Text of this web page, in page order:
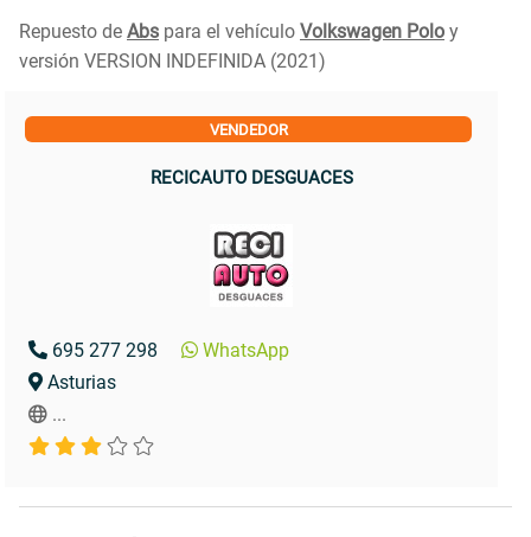
Repuesto de Abs para el vehículo Volkswagen Polo y
versión VERSION INDEFINIDA (2021)
VENDEDOR
RECICAUTO DESGUACES
695 277 298
WhatsApp
Asturias
...